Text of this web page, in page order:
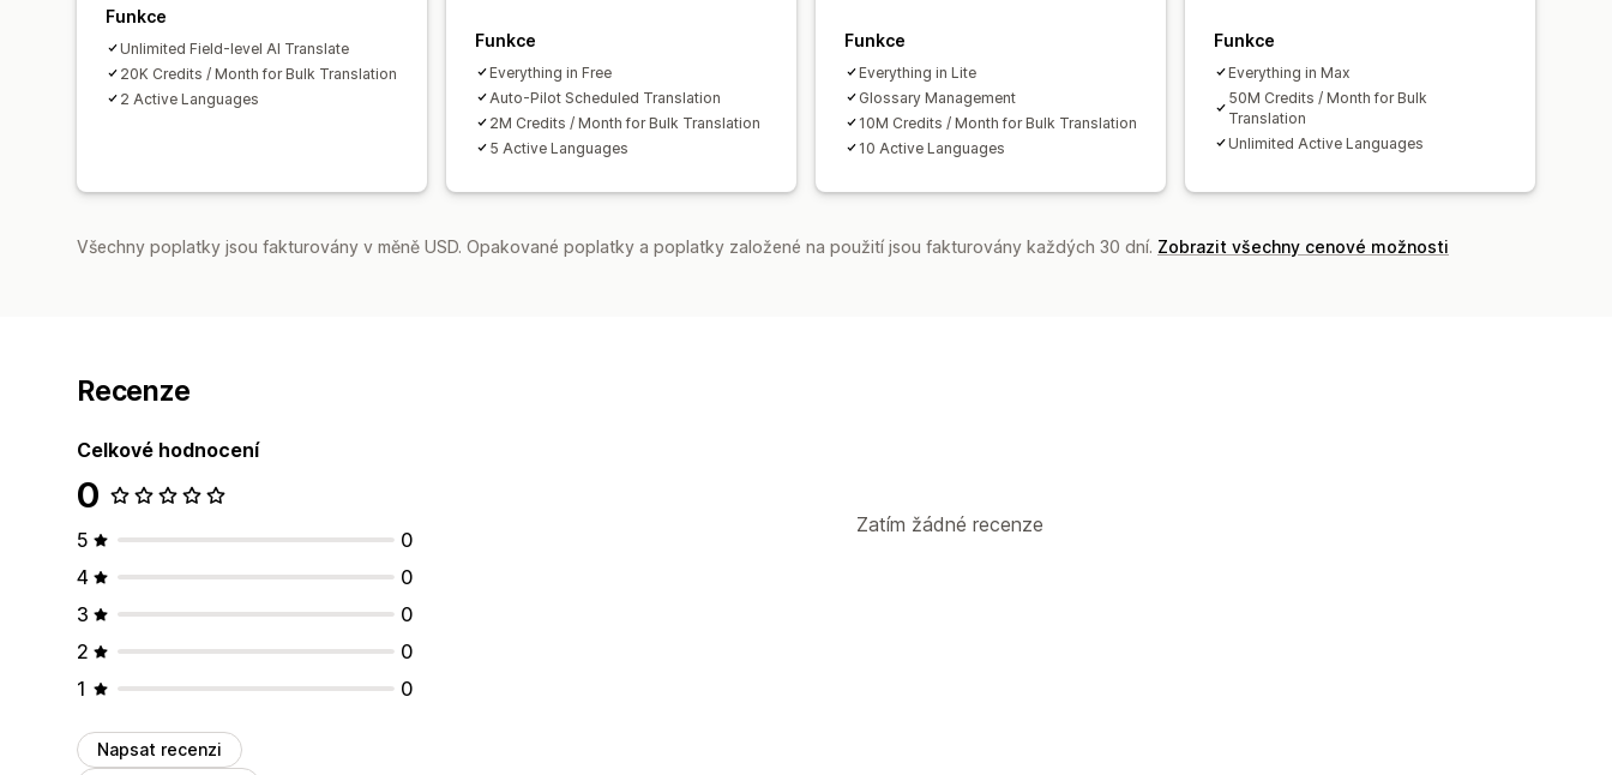
Funkce
Unlimited Field-level AI Translate
20K Credits / Month for Bulk Translation
2 Active Languages
Funkce
Everything in Free
Auto-Pilot Scheduled Translation
2M Credits / Month for Bulk Translation
5 Active Languages
Funkce
Everything in Lite
Glossary Management
10M Credits / Month for Bulk Translation
10 Active Languages
Funkce
Everything in Max
50M Credits / Month for Bulk
Translation
Unlimited Active Languages
Všechny poplatky jsou fakturovány v měně USD. Opakované poplatky a poplatky založené na použití jsou fakturovány každých 30 dní. Zobrazit všechny cenové možnosti
Recenze
Celkové hodnocení
0
5
0
4
0
3
0
2
0
1
0
Napsat recenzi
Zatím žádné recenze